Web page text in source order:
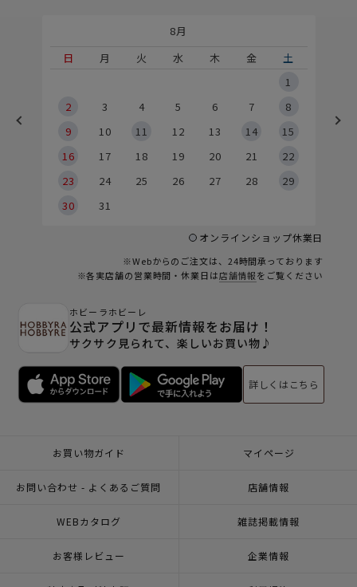
8月
日
月 火 水 木 金
土
1
2
3 4 5 6 7
8
9
10 11 12 13 14
15
16
17 18 19 20 21
22
23
24 25 26 27 28
29
30
31
オンラインショップ休業日
※Webからのご注文は、24時間承っております
※各実店舗の営業時間・休業日は店舗情報をご覧ください
ホビーラホビーレ
公式アプリで最新情報をお届け！
サクサク見られて、楽しいお買い物♪
詳しくはこちら
お買い物ガイド マイページ
お問い合わせ - よくあるご質問 店舗情報
WEBカタログ 雑誌掲載情報
お客様レビュー 企業情報